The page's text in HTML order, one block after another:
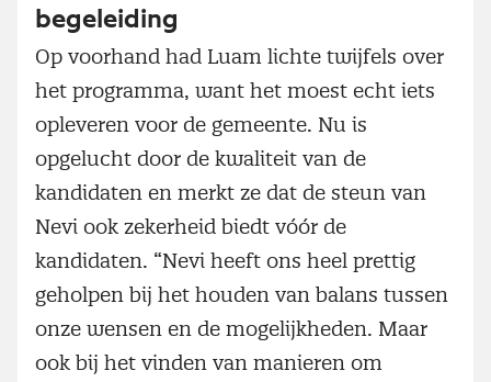
begeleiding
Op voorhand had Luam lichte twijfels over
het programma, want het moest echt iets
opleveren voor de gemeente. Nu is
opgelucht door de kwaliteit van de
kandidaten en merkt ze dat de steun van
Nevi ook zekerheid biedt vóór de
kandidaten. “Nevi heeft ons heel prettig
geholpen bij het houden van balans tussen
onze wensen en de mogelijkheden. Maar
ook bij het vinden van manieren om